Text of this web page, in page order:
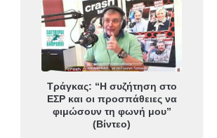
Τράγκας: “Η συζήτηση στο
ΕΣΡ και οι προσπάθειες να
φιμώσουν τη φωνή μου”
(Βίντεο)